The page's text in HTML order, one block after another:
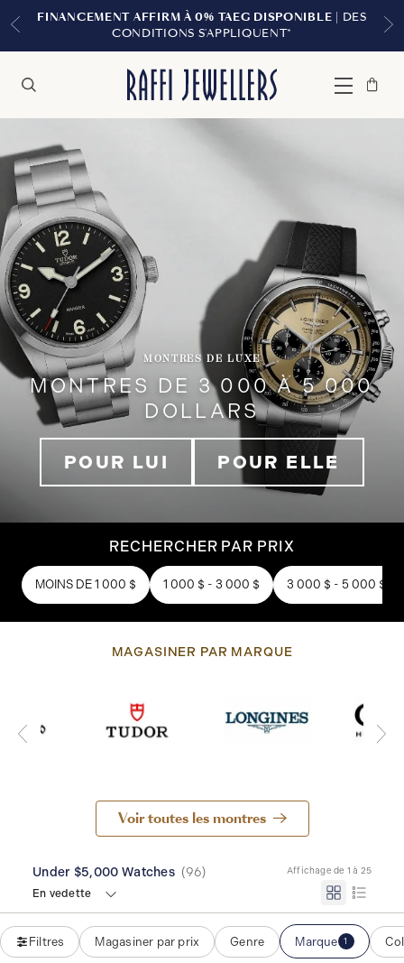
0% TAEG DISPONIBLE| DES
S'APPLIQUENT*
LIVRAISON
Menu
Sac
Fermer
MONTRES DE LUXE
MONTRES DE 3 000 À 5 000
DOLLARS
POUR LUI POUR ELLE
RECHERCHER PAR PRIX
MOINS DE 1 000 $ 1 000 $ - 3 000 $ 3 000 $ - 5 000 $
MAGASINER PAR MARQUE
Voir toutes les montres
Under $5,000 Watches (96) Affichage de 1 à 25
En vedette
Filtres Magasiner par prix Genre Marque 1